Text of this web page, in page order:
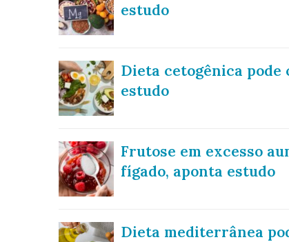
estudo
Dieta cetogênica pode
estudo
Frutose em excesso
fígado, aponta estudo
Dieta mediterrânea